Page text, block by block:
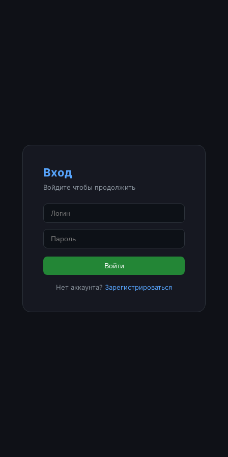
Вход
Войдите чтобы продолжить
Войти
Нет аккаунта? Зарегистрироваться